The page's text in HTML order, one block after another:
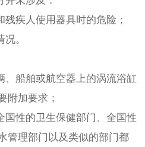
人使用器具时的危险；
。
舶或航空器上的涡流浴缸
附加要求；
的卫生保健部门、全国性
管理部门以及类似的部门都